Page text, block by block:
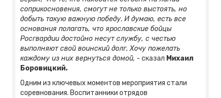
соприкосновения, смогут не только выстоять, но
добыть такую важную победу. И думаю, есть все
основания полагать, что ярославские бойцы
Росгвардии достойно несут службу, с честью
выполняют свой воинский долг. Хочу пожелать
каждому из них вернуться домой, - сказал Михаил
Боровицкий.
Одним из ключевых моментов мероприятия стали
соревнования. Воспитанники отрядов